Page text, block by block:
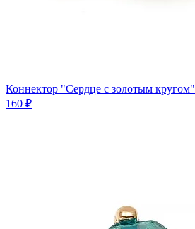
Коннектор "Сердце с золотым кругом"
160 ₽